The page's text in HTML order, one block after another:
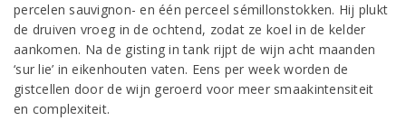
percelen sauvignon- en één perceel sémillonstokken. Hij plukt
de druiven vroeg in de ochtend, zodat ze koel in de kelder
aankomen. Na de gisting in tank rijpt de wijn acht maanden
‘sur lie’ in eikenhouten vaten. Eens per week worden de
gistcellen door de wijn geroerd voor meer smaakintensiteit
en complexiteit.